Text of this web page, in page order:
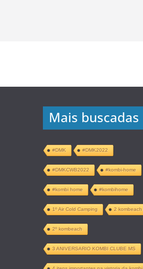
Mais buscadas
#DMK #DMK2022
#DMKCWB2022 #kombi-home
#kombi home #kombihome
1º Air Cold Camping 2 kombeach
2º kombeach
3 ANIVERSARIO KOMBI CLUBE MS